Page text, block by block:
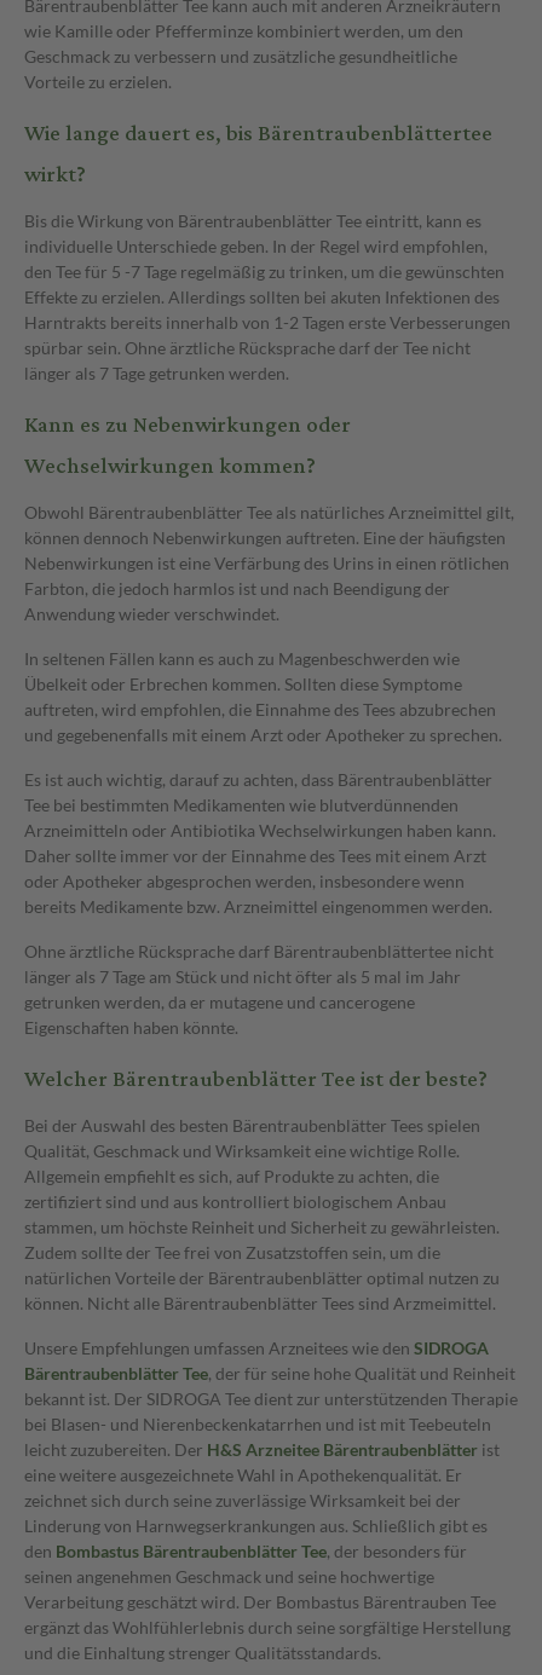
Bärentraubenblätter Tee kann auch mit anderen Arzneikräutern
wie Kamille oder Pfefferminze kombiniert werden, um den
Geschmack zu verbessern und zusätzliche gesundheitliche
Vorteile zu erzielen.
Wie lange dauert es, bis Bärentraubenblättertee
wirkt?
Bis die Wirkung von Bärentraubenblätter Tee eintritt, kann es
individuelle Unterschiede geben. In der Regel wird empfohlen,
den Tee für 5 -7 Tage regelmäßig zu trinken, um die gewünschten
Effekte zu erzielen. Allerdings sollten bei akuten Infektionen des
Harntrakts bereits innerhalb von 1-2 Tagen erste Verbesserungen
spürbar sein. Ohne ärztliche Rücksprache darf der Tee nicht
länger als 7 Tage getrunken werden.
Kann es zu Nebenwirkungen oder
Wechselwirkungen kommen?
Obwohl Bärentraubenblätter Tee als natürliches Arzneimittel gilt,
können dennoch Nebenwirkungen auftreten. Eine der häufigsten
Nebenwirkungen ist eine Verfärbung des Urins in einen rötlichen
Farbton, die jedoch harmlos ist und nach Beendigung der
Anwendung wieder verschwindet.
In seltenen Fällen kann es auch zu Magenbeschwerden wie
Übelkeit oder Erbrechen kommen. Sollten diese Symptome
auftreten, wird empfohlen, die Einnahme des Tees abzubrechen
und gegebenenfalls mit einem Arzt oder Apotheker zu sprechen.
Es ist auch wichtig, darauf zu achten, dass Bärentraubenblätter
Tee bei bestimmten Medikamenten wie blutverdünnenden
Arzneimitteln oder Antibiotika Wechselwirkungen haben kann.
Daher sollte immer vor der Einnahme des Tees mit einem Arzt
oder Apotheker abgesprochen werden, insbesondere wenn
bereits Medikamente bzw. Arzneimittel eingenommen werden.
Ohne ärztliche Rücksprache darf Bärentraubenblättertee nicht
länger als 7 Tage am Stück und nicht öfter als 5 mal im Jahr
getrunken werden, da er mutagene und cancerogene
Eigenschaften haben könnte.
Welcher Bärentraubenblätter Tee ist der beste?
Bei der Auswahl des besten Bärentraubenblätter Tees spielen
Qualität, Geschmack und Wirksamkeit eine wichtige Rolle.
Allgemein empfiehlt es sich, auf Produkte zu achten, die
zertifiziert sind und aus kontrolliert biologischem Anbau
stammen, um höchste Reinheit und Sicherheit zu gewährleisten.
Zudem sollte der Tee frei von Zusatzstoffen sein, um die
natürlichen Vorteile der Bärentraubenblätter optimal nutzen zu
können. Nicht alle Bärentraubenblätter Tees sind Arzmeimittel.
Unsere Empfehlungen umfassen Arzneitees wie den SIDROGA
Bärentraubenblätter Tee, der für seine hohe Qualität und Reinheit
bekannt ist. Der SIDROGA Tee dient zur unterstützenden Therapie
bei Blasen- und Nierenbeckenkatarrhen und ist mit Teebeuteln
leicht zuzubereiten. Der H&S Arzneitee Bärentraubenblätter ist
eine weitere ausgezeichnete Wahl in Apothekenqualität. Er
zeichnet sich durch seine zuverlässige Wirksamkeit bei der
Linderung von Harnwegserkrankungen aus. Schließlich gibt es
den Bombastus Bärentraubenblätter Tee, der besonders für
seinen angenehmen Geschmack und seine hochwertige
Verarbeitung geschätzt wird. Der Bombastus Bärentrauben Tee
ergänzt das Wohlfühlerlebnis durch seine sorgfältige Herstellung
und die Einhaltung strenger Qualitätsstandards.